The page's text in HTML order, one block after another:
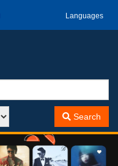
Languages
Search